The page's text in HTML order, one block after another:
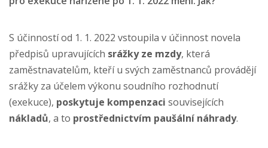
S účinností od 1. 1. 2022 vstoupila v účinnost novela
předpisů upravujících srážky ze mzdy, která
zaměstnavatelům, kteří u svých zaměstnanců provádějí
srážky za účelem výkonu soudního rozhodnutí
(exekuce), poskytuje kompenzaci souvisejících
nákladů, a to prostřednictvím paušální náhrady.